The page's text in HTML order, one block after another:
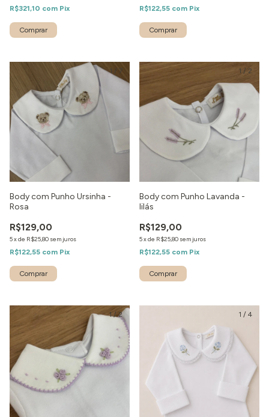
R$321,10 com Pix R$122,55 com Pix
1 / 7
Body com Punho Ursinha -
Rosa
R$129,00
5xde R$25,80 sem juros
R$122,55 com Pix
1 /2
Body com Punho Lavanda -
lilás
R$129,00
5xde R$25,80 sem juros
R$122,55 com Pix
1/2 1 / 4